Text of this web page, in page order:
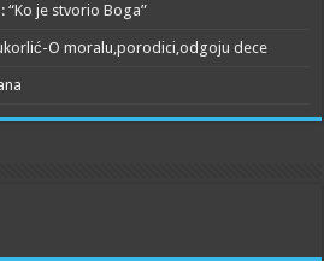
“Ko je stvorio Boga”
O moralu,porodici,odgoju dece